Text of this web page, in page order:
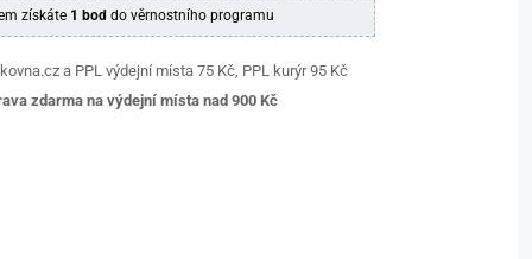
získáte 1 bod do věrnostního programu
a PPL výdejní místa 75 Kč, PPL kurýr 95 Kč
zdarma na výdejní místa nad 900 Kč